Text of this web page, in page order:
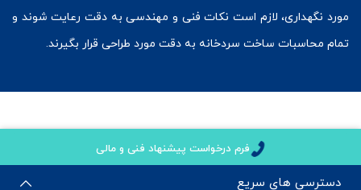
مورد نگهداری، لازم است نکات فنی و مهندسی به دقت رعایت شوند و
تمام محاسبات ساخت سردخانه به دقت مورد طراحی قرار بگیرند.
دسترسی های سریع
فرم درخواست پیشنهاد فنی و مالی